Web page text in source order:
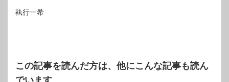
執行一希
この記事を読んだ方は、他にこんな記事も読ん
でいます